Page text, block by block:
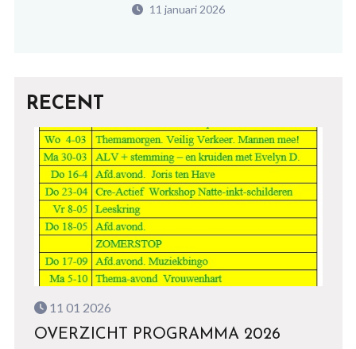
11 januari 2026
RECENT
11 01 2026
OVERZICHT PROGRAMMA 2026